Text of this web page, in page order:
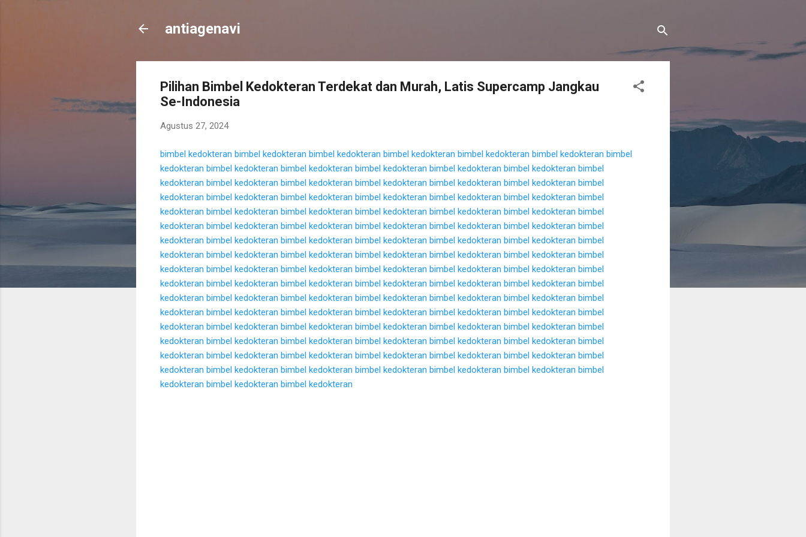
antiagenavi
Pilihan Bimbel Kedokteran Terdekat dan Murah, Latis Supercamp Jangkau
Se-Indonesia
Agustus 27, 2024
bimbel kedokteran bimbel kedokteran bimbel kedokteran bimbel kedokteran bimbel kedokteran bimbel kedokteran bimbel
kedokteran bimbel kedokteran bimbel kedokteran bimbel kedokteran bimbel kedokteran bimbel kedokteran bimbel
kedokteran bimbel kedokteran bimbel kedokteran bimbel kedokteran bimbel kedokteran bimbel kedokteran bimbel
kedokteran bimbel kedokteran bimbel kedokteran bimbel kedokteran bimbel kedokteran bimbel kedokteran bimbel
kedokteran bimbel kedokteran bimbel kedokteran bimbel kedokteran bimbel kedokteran bimbel kedokteran bimbel
kedokteran bimbel kedokteran bimbel kedokteran bimbel kedokteran bimbel kedokteran bimbel kedokteran bimbel
kedokteran bimbel kedokteran bimbel kedokteran bimbel kedokteran bimbel kedokteran bimbel kedokteran bimbel
kedokteran bimbel kedokteran bimbel kedokteran bimbel kedokteran bimbel kedokteran bimbel kedokteran bimbel
kedokteran bimbel kedokteran bimbel kedokteran bimbel kedokteran bimbel kedokteran bimbel kedokteran bimbel
kedokteran bimbel kedokteran bimbel kedokteran bimbel kedokteran bimbel kedokteran bimbel kedokteran bimbel
kedokteran bimbel kedokteran bimbel kedokteran bimbel kedokteran bimbel kedokteran bimbel kedokteran bimbel
kedokteran bimbel kedokteran bimbel kedokteran bimbel kedokteran bimbel kedokteran bimbel kedokteran bimbel
kedokteran bimbel kedokteran bimbel kedokteran bimbel kedokteran bimbel kedokteran bimbel kedokteran bimbel
kedokteran bimbel kedokteran bimbel kedokteran bimbel kedokteran bimbel kedokteran bimbel kedokteran bimbel
kedokteran bimbel kedokteran bimbel kedokteran bimbel kedokteran bimbel kedokteran bimbel kedokteran bimbel
kedokteran bimbel kedokteran bimbel kedokteran bimbel kedokteran bimbel kedokteran bimbel kedokteran bimbel
kedokteran bimbel kedokteran bimbel kedokteran